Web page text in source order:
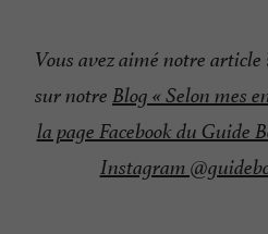
Vous avez aimé notre article
sur notre Blog « Selon mes
la page Facebook du Guide
Instagram